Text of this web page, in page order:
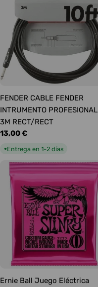
FENDER CABLE FENDER
INTRUMENTO PROFESIONAL
3M RECT/RECT
Precio
13,00 €
●Entrega en 1-2 días
Ernie Ball Juego Eléctrica